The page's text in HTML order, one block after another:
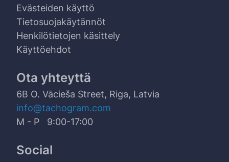
Evästeiden käyttö
Tietosuojakäytännöt
Henkilötietojen käsittely
Käyttöehdot
Ota yhteyttä
6B O. Vācieša Street, Riga, Latvia
info@tachogram.com
M - P 9:00-17:00
Social